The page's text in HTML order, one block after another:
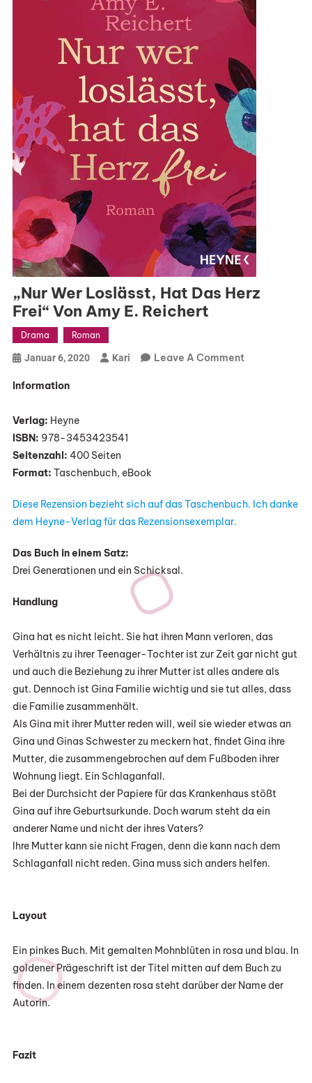
„Nur Wer Loslässt, Hat Das Herz
Frei“ Von Amy E. Reichert
Drama Roman
Januar 6, 2020 Kari Leave A CommentOn
Information
Verlag: Heyne
ISBN: 978-3453423541
Seitenzahl: 400 Seiten
Format: Taschenbuch, eBook
Diese Rezension bezieht sich auf das Taschenbuch. Ich danke
dem Heyne-Verlag für das Rezensionsexemplar.
Das Buch in einem Satz:
Drei Generationen und ein Schicksal.
Handlung
Gina hat es nicht leicht. Sie hat ihren Mann verloren, das
Verhältnis zu ihrer Teenager-Tochter ist zur Zeit gar nicht gut
und auch die Beziehung zu ihrer Mutter ist alles andere als
gut. Dennoch ist Gina Familie wichtig und sie tut alles, dass
die Familie zusammenhält.
Als Gina mit ihrer Mutter reden will, weil sie wieder etwas an
Gina und Ginas Schwester zu meckern hat, findet Gina ihre
Mutter, die zusammengebrochen auf dem Fußboden ihrer
Wohnung liegt. Ein Schlaganfall.
Bei der Durchsicht der Papiere für das Krankenhaus stößt
Gina auf ihre Geburtsurkunde. Doch warum steht da ein
anderer Name und nicht der ihres Vaters?
Ihre Mutter kann sie nicht Fragen, denn die kann nach dem
Schlaganfall nicht reden. Gina muss sich anders helfen.
Layout
Ein pinkes Buch. Mit gemalten Mohnblüten in rosa und blau. In
goldener Prägeschrift ist der Titel mitten auf dem Buch zu
finden. In einem dezenten rosa steht darüber der Name der
Autorin.
Fazit